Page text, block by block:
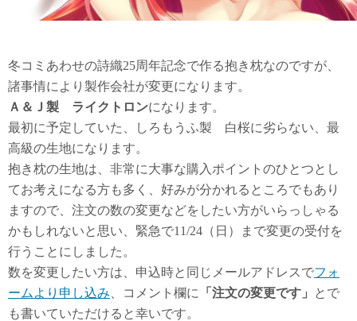
冬コミあわせの詩織25周年記念で作る抱き枕なのですが、
諸事情により製作会社が変更になります。
Ａ＆Ｊ製 ライクトロンになります。
最初に予定していた、しろもうふ製 白桜に劣らない、最
高級の生地になります。
抱き枕の生地は、非常に大事な購入ポイントのひとつとし
てお考えになる方も多く、好みが分かれるところでもあり
ますので、注文の数の変更などをしたい方がいらっしゃる
かもしれないと思い、緊急で11/24（日）まで変更の受付を
行うことにしました。
数を変更したい方は、申込時と同じメールアドレスでフォ
ームより申し込み 、コメント欄に 「注文の変更です」
とで
も書いていただけると幸いです。